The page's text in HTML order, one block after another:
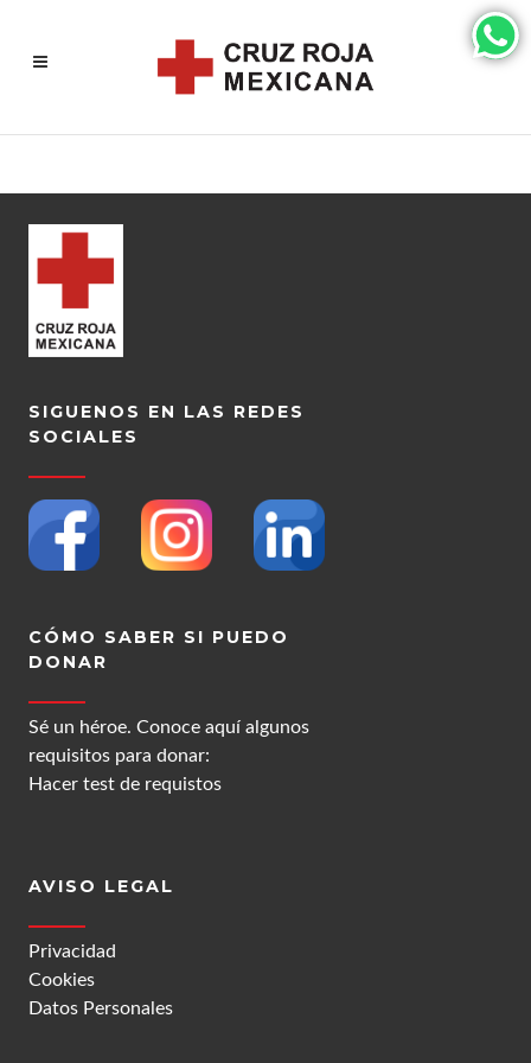
SIGUENOS EN LAS REDES
SOCIALES
CÓMO SABER SI PUEDO
DONAR
Sé un héroe. Conoce aquí algunos
requisitos para donar:
Hacer test de requistos
AVISO LEGAL
Privacidad
Cookies
Datos Personales